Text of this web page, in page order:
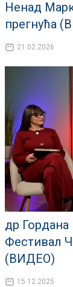
Ненад
прегнућа
21.02.2026
др
Фестивал
(ВИДЕО)
15.12.2025